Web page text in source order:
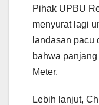
Pihak UPBU
menyurat lagi
landasan pacu
bahwa
Meter.
Lebih lanjut,